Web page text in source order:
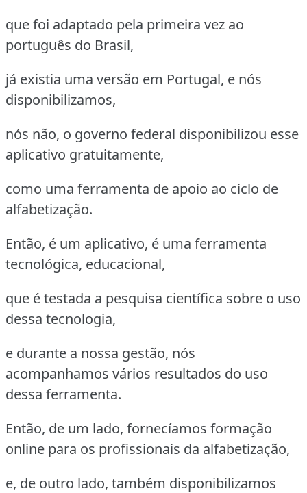
que foi adaptado pela primeira vez ao
português do Brasil,
já existia uma versão em Portugal, e nós
disponibilizamos,
nós não, o governo federal disponibilizou esse
aplicativo gratuitamente,
como uma ferramenta de apoio ao ciclo de
alfabetização.
Então, é um aplicativo, é uma ferramenta
tecnológica, educacional,
que é testada a pesquisa científica sobre o uso
dessa tecnologia,
e durante a nossa gestão, nós
acompanhamos vários resultados do uso
dessa ferramenta.
Então, de um lado, fornecíamos formação
online para os profissionais da alfabetização,
e, de outro lado, também disponibilizamos